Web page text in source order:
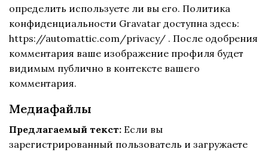
определить используете ли вы его. Политика
конфиденциальности Gravatar доступна здесь:
https://automattic.com/privacy/ . После одобрения
комментария ваше изображение профиля будет
видимым публично в контексте вашего
комментария.
Медиафайлы
Предлагаемый текст: Если вы
зарегистрированный пользователь и загружаете